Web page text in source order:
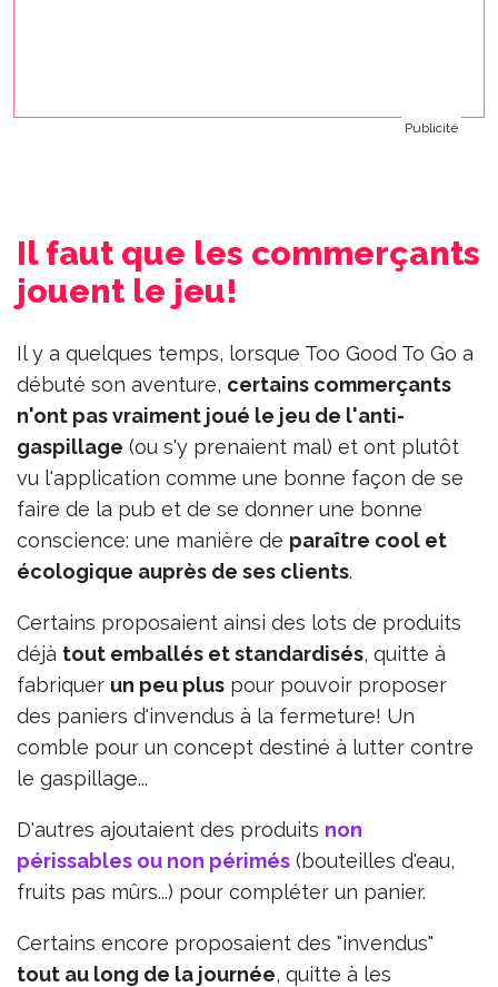
Publicité
Il faut que les commerçants
jouent le jeu!
Il y a quelques temps, lorsque Too Good To Go a
débuté son aventure, certains commerçants
n'ont pas vraiment joué le jeu de l'anti-
gaspillage (ou s'y prenaient mal) et ont plutôt
vu l'application comme une bonne façon de se
faire de la pub et de se donner une bonne
conscience: une manière de paraître cool et
écologique auprès de ses clients.
Certains proposaient ainsi des lots de produits
déjà tout emballés et standardisés, quitte à
fabriquer un peu plus pour pouvoir proposer
des paniers d'invendus à la fermeture! Un
comble pour un concept destiné à lutter contre
le gaspillage...
D'autres ajoutaient des produits non
périssables ou non périmés (bouteilles d'eau,
fruits pas mûrs...) pour compléter un panier.
Certains encore proposaient des "invendus"
tout au long de la journée, quitte à les